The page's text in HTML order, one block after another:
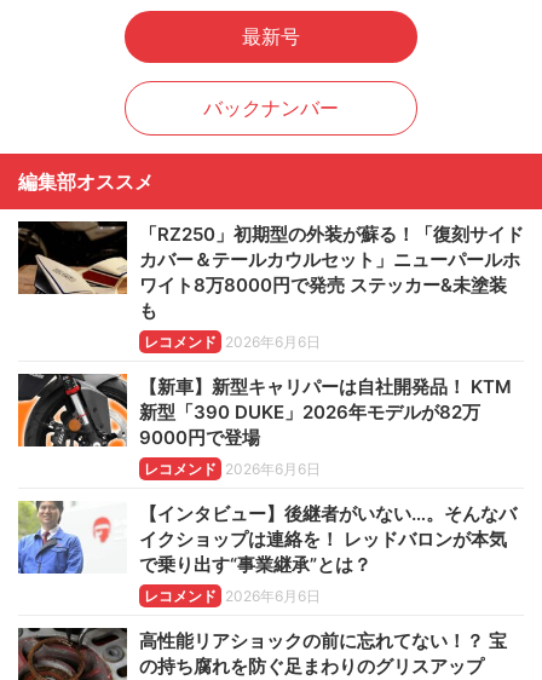
最新号
バックナンバー
編集部オススメ
「RZ250」初期型の外装が蘇る！「復刻サイド
カバー＆テールカウルセット」ニューパールホ
ワイト8万8000円で発売 ステッカー&未塗装
も
レコメンド 2026年6月6日
【新車】新型キャリパーは自社開発品！ KTM
新型「390 DUKE」2026年モデルが82万
9000円で登場
レコメンド 2026年6月6日
【インタビュー】後継者がいない…。そんなバ
イクショップは連絡を！ レッドバロンが本気
で乗り出す“事業継承”とは？
レコメンド 2026年6月6日
高性能リアショックの前に忘れてない！？ 宝
の持ち腐れを防ぐ足まわりのグリスアップ